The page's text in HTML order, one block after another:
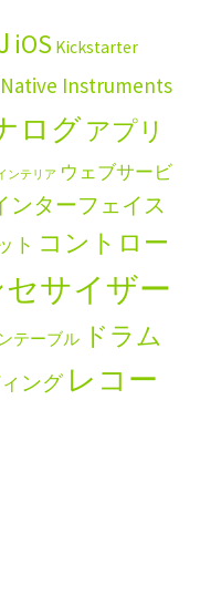
iOS Kickstarter
Native Instruments
ログアプリ
ンテリア ウェブサービ
ンターフェイス
ト コントロー
サイザー
テーブル ドラム
ング レコー